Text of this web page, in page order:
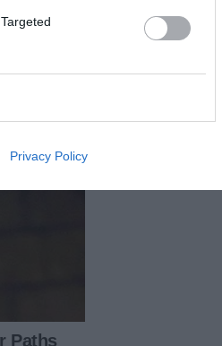
Privacy Policy